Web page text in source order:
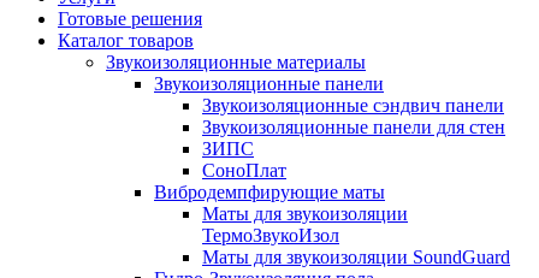
Готовые решения
Каталог товаров
Звукоизоляционные материалы
Звукоизоляционные панели
Звукоизоляционные сэндвич панели
Звукоизоляционные панели для стен
ЗИПС
СоноПлат
Вибродемпфирующие маты
Маты для звукоизоляции
ТермоЗвукоИзол
Маты для звукоизоляции SoundGuard